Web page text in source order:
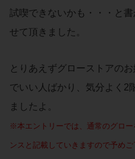
試喫できないかも・・・と
せて頂きました。
とりあえずグローストアの
でいい人ばかり、気分よく2
ましたよ。
※本エントリーでは、通常のグロ
ンスと記載していきますので予めご